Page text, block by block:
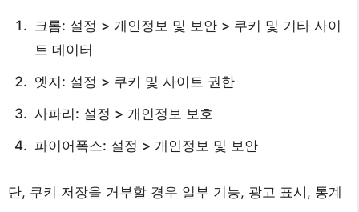
크롬: 설정 > 개인정보 및 보안 > 쿠키 및 기타 사이
트 데이터
엣지: 설정 > 쿠키 및 사이트 권한
사파리: 설정 > 개인정보 보호
파이어폭스: 설정 > 개인정보 및 보안
단, 쿠키 저장을 거부할 경우 일부 기능, 광고 표시, 통계